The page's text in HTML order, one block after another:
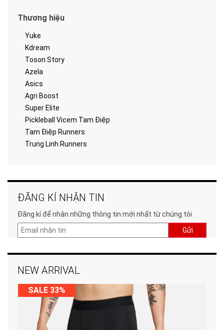
Thương hiệu
Yuke
Kdream
Toson Story
Azela
Asics
Agri Boost
Super Elite
Pickleball Vicem Tam Điệp
Tam Điệp Runners
Trung Linh Runners
ĐĂNG KÍ NHẬN TIN
Đăng kí để nhận những thông tin mới nhất từ chúng tôi
Gửi
NEW ARRIVAL
SALE 33%